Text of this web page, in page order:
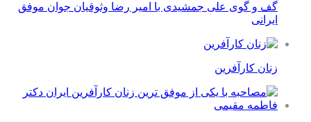
گف و گوی علی جمشیدی با امیر رضا وثوقیان جوان موفق
ایرانی
زنان کارآفرین